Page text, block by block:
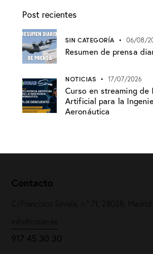
Post recientes
SIN CATEGORÍA 06/08/
Resumen de prensa
NOTICIAS 17/07/2026
Curso en streaming de
Artificial para la
Aeronáutica
Contacto
C/Francisco Silvela, n.º 71, 28028, Madrid
info@coiae.es
917 45 30 30